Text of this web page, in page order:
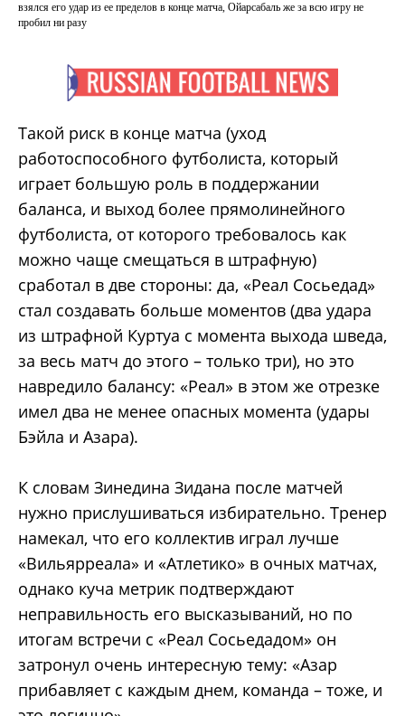
взялся его удар из ее пределов в конце матча, Ойарсабаль же за всю игру не
пробил ни разу
Такой риск в конце матча (уход
работоспособного футболиста, который
играет большую роль в поддержании
баланса, и выход более прямолинейного
футболиста, от которого требовалось как
можно чаще смещаться в штрафную)
сработал в две стороны: да, «Реал Сосьедад»
стал создавать больше моментов (два удара
из штрафной Куртуа с момента выхода шведа,
за весь матч до этого – только три), но это
навредило балансу: «Реал» в этом же отрезке
имел два не менее опасных момента (удары
Бэйла и Азара).
К словам Зинедина Зидана после матчей
нужно прислушиваться избирательно. Тренер
намекал, что его коллектив играл лучше
«Вильярреала» и «Атлетико» в очных матчах,
однако куча метрик подтверждают
неправильность его высказываний, но по
итогам встречи с «Реал Сосьедадом» он
затронул очень интересную тему: «Азар
прибавляет с каждым днем, команда – тоже, и